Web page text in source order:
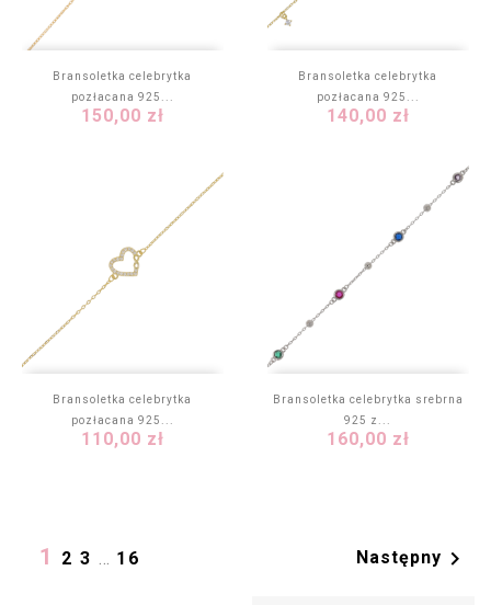
Bransoletka celebrytka
pozłacana 925...
Cena
150,00 zł
Bransoletka celebrytka
pozłacana 925...
Cena
140,00 zł
Bransoletka celebrytka
pozłacana 925...
Cena
110,00 zł
Bransoletka celebrytka srebrna
925 z...
Cena
160,00 zł
1 2 3 … 16 Następny 